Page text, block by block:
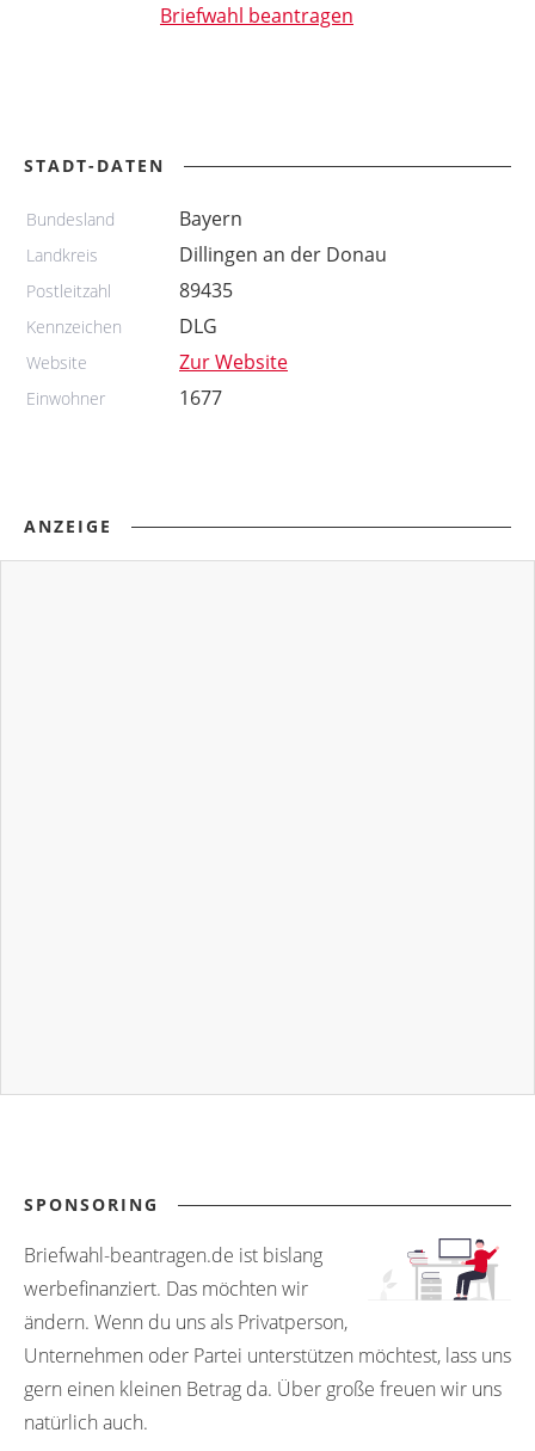
Briefwahl beantragen
STADT-DATEN
Bundesland Bayern
Landkreis Dillingen an der Donau
Postleitzahl 89435
Kennzeichen DLG
Website Zur Website
Einwohner 1677
ANZEIGE
SPONSORING
Briefwahl-beantragen.de ist bislang
werbefinanziert. Das möchten wir
ändern. Wenn du uns als Privatperson,
Unternehmen oder Partei unterstützen möchtest, lass uns
gern einen kleinen Betrag da. Über große freuen wir uns
natürlich auch.